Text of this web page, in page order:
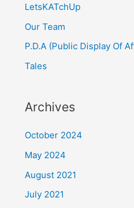
LetsKATchUp
Our Team
P.D.A (Public Display Of
Tales
Archives
October 2024
May 2024
August 2021
July 2021